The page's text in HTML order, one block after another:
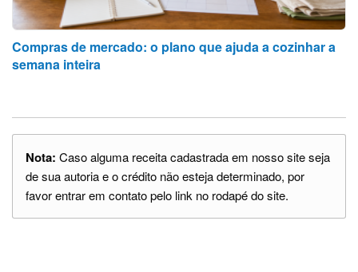
Compras de mercado: o plano que ajuda a cozinhar a
semana inteira
Nota: Caso alguma receita cadastrada em nosso site seja
de sua autoria e o crédito não esteja determinado, por
favor entrar em contato pelo link no rodapé do site.